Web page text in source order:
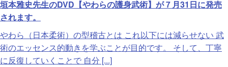
垣本雅史先生のDVD【やわらの護身武術】が７月31日に発売
されます。
やわら（日本柔術）の型稽古とは これ以下には減らせない 武
術のエッセンス的動きを学ぶことが目的です。 そして、丁寧
に反復していくことで 自分 [...]